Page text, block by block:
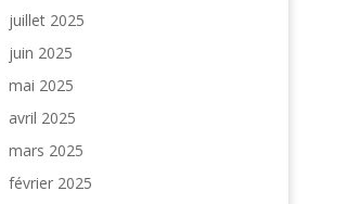
juillet 2025
juin 2025
mai 2025
avril 2025
mars 2025
février 2025